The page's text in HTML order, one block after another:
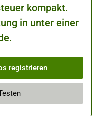
kompakt.
in unter einer
registrieren